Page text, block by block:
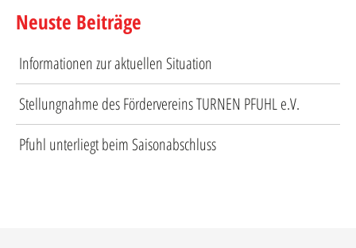
Neuste Beiträge
Informationen zur aktuellen Situation
Stellungnahme des Fördervereins TURNEN PFUHL e.V.
Pfuhl unterliegt beim Saisonabschluss